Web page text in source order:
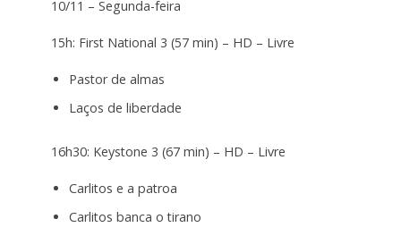
10/11 – Segunda-feira
15h: First National 3 (57 min) – HD – Livre
Pastor de almas
Laços de liberdade
16h30: Keystone 3 (67 min) – HD – Livre
Carlitos e a patroa
Carlitos banca o tirano